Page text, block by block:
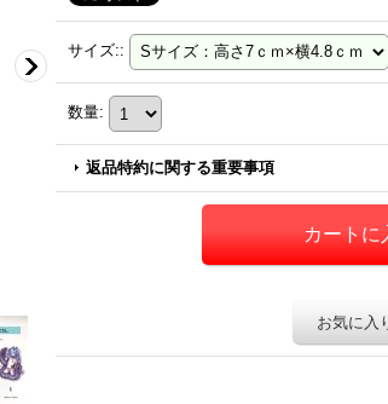
サイズ::
数量:
返品特約に関する重要事項
お気に入